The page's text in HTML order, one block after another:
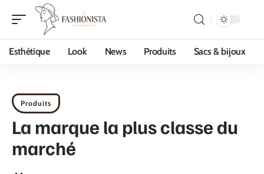
Esthétique Look News Produits Sacs & bijoux
Produits
La marque la plus classe du
marché